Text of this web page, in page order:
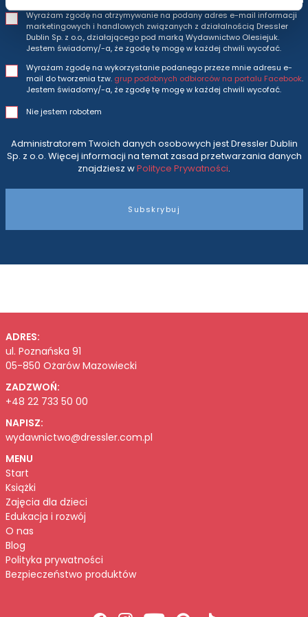
Wyrażam zgodę na otrzymywanie na podany adres e-mail informacji
marketingowych i handlowych związanych z działalnością Dressler
Dublin Sp. z o.o., działającego pod marką Wydawnictwo Olesiejuk.
Jestem świadomy/-a, że zgodę tę mogę w każdej chwili wycofać.
Wyrażam zgodę na wykorzystanie podanego przeze mnie adresu e-
mail do tworzenia tzw. grup podobnych odbiorców na portalu Facebook.
Jestem świadomy/-a, że zgodę tę mogę w każdej chwili wycofać.
Nie jestem robotem
Administratorem Twoich danych osobowych jest Dressler Dublin
Sp. z o.o. Więcej informacji na temat zasad przetwarzania danych
znajdziesz wPolityce Prywatności.
Subskrybuj
ADRES:
ul. Poznańska 91
05-850 Ożarów Mazowiecki
ZADZWOŃ:
+48 22 733 50 00
NAPISZ:
wydawnictwo@dressler.com.pl
MENU
Start
Książki
Zajęcia dla dzieci
Edukacja i rozwój
O nas
Blog
Polityka prywatności
Bezpieczeństwo produktów